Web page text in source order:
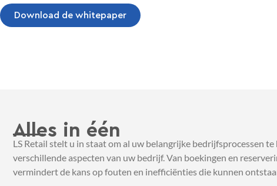
Download de whitepaper
Alles in één
LS Retail stelt u in staat om al uw belangrijke bedrijfsprocessen
verschillende aspecten van uw bedrijf. Van boekingen en
vermindert de kans op fouten en inefficiënties die kunnen